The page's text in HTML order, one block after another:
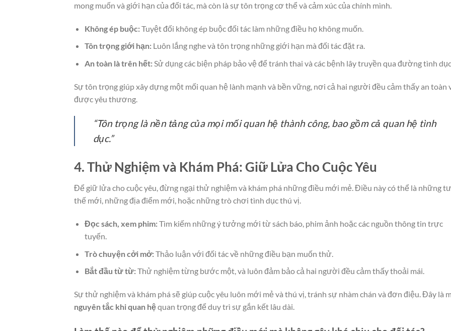
mong muốn và giới hạn của đối tác, mà còn là sự tôn trọng cơ thể và cảm xúc của chính mình.
Không ép buộc:Tuyệt đối không ép buộc đối tác làm những điều họ không muốn.
Tôn trọng giới hạn:Luôn lắng nghe và tôn trọng những giới hạn mà đối tác đặt ra.
An toàn là trên hết:Sử dụng các biện pháp bảo vệ để tránh thai và các bệnh lây truyền qua đường tình
Sự tôn trọng giúp xây dựng một mối quan hệ lành mạnh và bền vững, nơi cả hai người đều cảm thấy an toàn
được yêu thương.
“Tôn trọng là nền tảng của mọi mối quan hệ thành công, bao gồm cả quan hệ tình
dục.”
4. Thử Nghiệm và Khám Phá: Giữ Lửa Cho Cuộc Yêu
Để giữ lửa cho cuộc yêu, đừng ngại thử nghiệm và khám phá những điều mới mẻ. Điều này có thể là những tư
thế mới, những địa điểm mới, hoặc những trò chơi tình dục thú vị.
Đọc sách, xem phim:Tìm kiếm những ý tưởng mới từ sách báo, phim ảnh hoặc các nguồn thông tin trực
tuyến.
Trò chuyện cởi mở:Thảo luận với đối tác về những điều bạn muốn thử.
Bắt đầu từ từ:Thử nghiệm từng bước một, và luôn đảm bảo cả hai người đều cảm thấy thoải mái.
Sự thử nghiệm và khám phá sẽ giúp cuộc yêu luôn mới mẻ và thú vị, tránh sự nhàm chán và đơn điệu. Đây là
nguyên tắc khi quan hệquan trọng để duy trì sự gắn kết lâu dài.